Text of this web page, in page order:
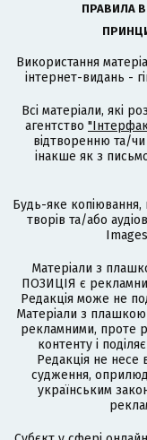
ПРАВИЛА
Використання
інтернет-видань -
Всі матеріали, які
агентство
відтворенню та/
інакше як з
Будь-яке копіювання,
творів та/або
Матеріали з
ПОЗИЦІЯ є
Редакція може не
Матеріали з
рекламними, проте
контенту і
Редакція не несе
судження,
українським